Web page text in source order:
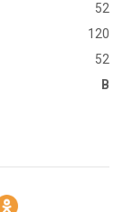
52
120
52
B